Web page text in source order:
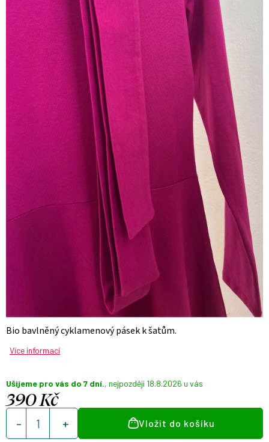
Bio bavlněný cyklamenový pásek k šatům.
Více informací
Ušijeme pro vás do 7 dní. 18.8.2026
390 Kč
Měrná
cena:
Vložit do košíku